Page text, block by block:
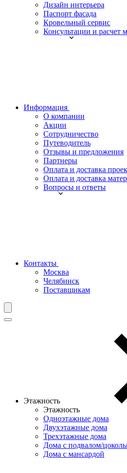
Дизайн интерьера
Паспорт фасада
Кровельный сервис
Консультации и расчет
Информация
О компании
Акции
Сотрудничество
Путеводитель
Отзывы и предложения
Партнеры
Оплата и доставка
Оплата и доставка
Вопросы и ответы
Контакты
Москва
Челябинск
Поставщикам
Этажность
Этажность
Одноэтажные дома
Двухэтажные дома
Трехэтажные дома
Дома с подвалом/
Дома с мансардой